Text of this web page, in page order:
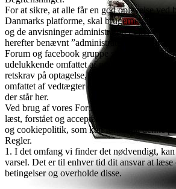
For at sikre, at alle får en god oplevelse ved
Danmarks platforme, skal brugerne rette sig
og de anvisninger administratorer eller en
herefter benævnt ”administratorer”, angiver.
Forum og facebook gruppe stilles gratis til
udelukkende omfattet af nedenstående
retskrav på optagelse, da Forum og
omfattet af vedtægter eller andre forhold
der står her.
Ved brug af vores Forum og facebook
læst, forstået og accepteret nedenstående
og cookiepolitik, som kan findes på denne
Regler.
1. I det omfang vi finder det nødvendigt,
varsel. Det er til enhver tid dit ansvar at læse
betingelser og overholde disse.